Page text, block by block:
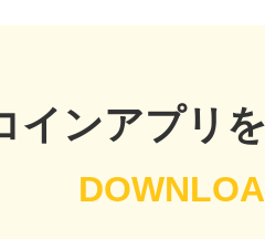
インアプリ
日置